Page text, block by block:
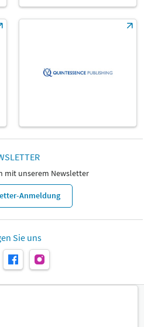
mit unserem Newsletter
Anmeldung
Sie uns